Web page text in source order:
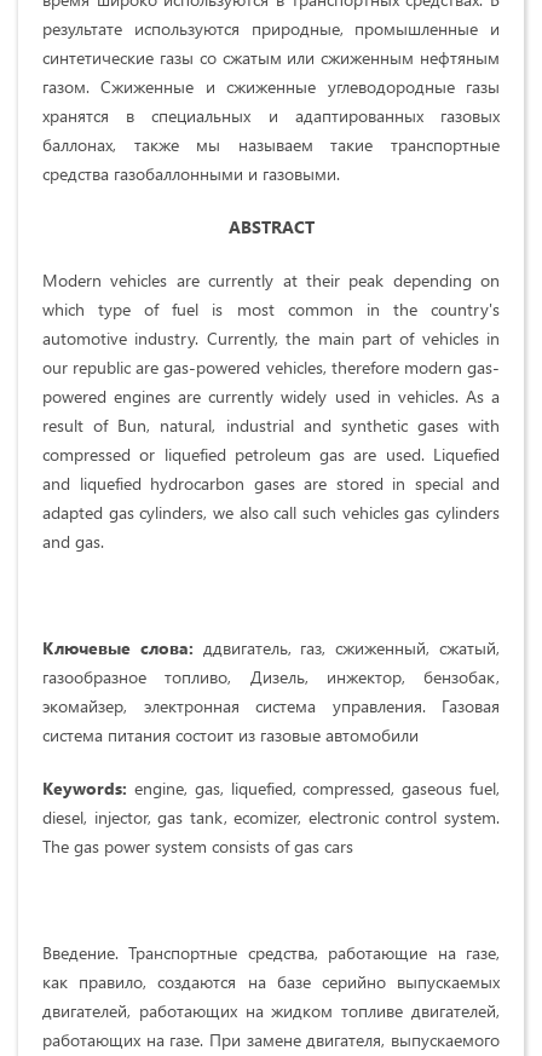
результате используются природные, промышленные и
синтетические газы со сжатым или сжиженным нефтяным
газом. Сжиженные и сжиженные углеводородные газы
хранятся в специальных и адаптированных газовых
баллонах, также мы называем такие транспортные
средства газобаллонными и газовыми.
ABSTRACT
Modern vehicles are currently at their peak depending on
which type of fuel is most common in the country's
automotive industry. Currently, the main part of vehicles in
our republic are gas-powered vehicles, therefore modern gas-
powered engines are currently widely used in vehicles. As a
result of Bun, natural, industrial and synthetic gases with
compressed or liquefied petroleum gas are used. Liquefied
and liquefied hydrocarbon gases are stored in special and
adapted gas cylinders, we also call such vehicles gas cylinders
and gas.
Ключевые слова: ддвигатель, газ, сжиженный, сжатый,
газообразное топливо, Дизель, инжектор, бензобак,
экомайзер, электронная система управления. Газовая
система питания состоит из газовые автомобили
Keywords: engine, gas, liquefied, compressed, gaseous fuel,
diesel, injector, gas tank, ecomizer, electronic control system.
The gas power system consists of gas cars
Введение. Транспортные средства, работающие на газе,
как правило, создаются на базе серийно выпускаемых
двигателей, работающих на жидком топливе двигателей,
работающих на газе. При замене двигателя, выпускаемого